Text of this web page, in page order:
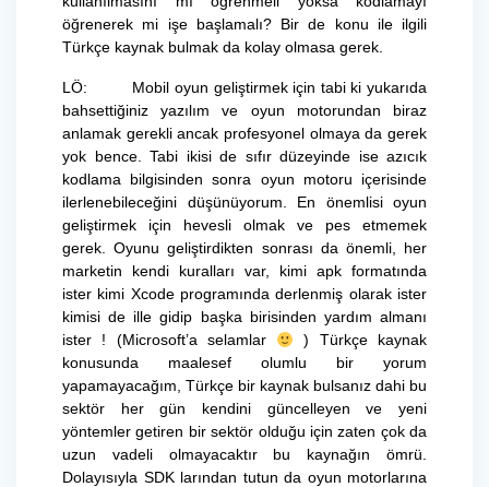
öğrenerek mi işe başlamalı? Bir de konu ile ilgili
Türkçe kaynak bulmak da kolay olmasa gerek.
LÖ: Mobil oyun geliştirmek için tabi ki yukarıda
bahsettiğiniz yazılım ve oyun motorundan biraz
anlamak gerekli ancak profesyonel olmaya da gerek
yok bence. Tabi ikisi de sıfır düzeyinde ise azıcık
kodlama bilgisinden sonra oyun motoru içerisinde
ilerlenebileceğini düşünüyorum. En önemlisi oyun
geliştirmek için hevesli olmak ve pes etmemek
gerek. Oyunu geliştirdikten sonrası da önemli, her
marketin kendi kuralları var, kimi apk formatında
ister kimi Xcode programında derlenmiş olarak ister
kimisi de ille gidip başka birisinden yardım almanı
ister ! (Microsoft’a selamlar
) Türkçe kaynak
konusunda maalesef olumlu bir yorum
yapamayacağım, Türkçe bir kaynak bulsanız dahi bu
sektör her gün kendini güncelleyen ve yeni
yöntemler getiren bir sektör olduğu için zaten çok da
uzun vadeli olmayacaktır bu kaynağın ömrü.
Dolayısıyla SDK larından tutun da oyun motorlarına